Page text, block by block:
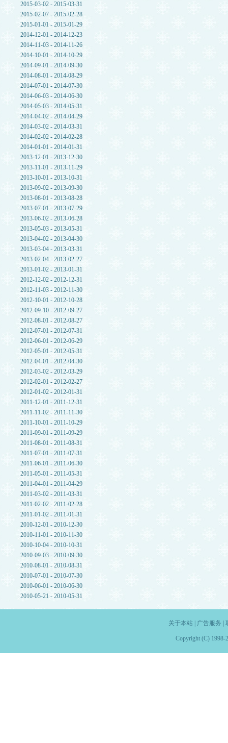
2015-03-02 - 2015-03-31
2015-02-07 - 2015-02-28
2015-01-01 - 2015-01-29
2014-12-01 - 2014-12-23
2014-11-03 - 2014-11-26
2014-10-01 - 2014-10-29
2014-09-01 - 2014-09-30
2014-08-01 - 2014-08-29
2014-07-01 - 2014-07-30
2014-06-03 - 2014-06-30
2014-05-03 - 2014-05-31
2014-04-02 - 2014-04-29
2014-03-02 - 2014-03-31
2014-02-02 - 2014-02-28
2014-01-01 - 2014-01-31
2013-12-01 - 2013-12-30
2013-11-01 - 2013-11-29
2013-10-01 - 2013-10-31
2013-09-02 - 2013-09-30
2013-08-01 - 2013-08-28
2013-07-01 - 2013-07-29
2013-06-02 - 2013-06-28
2013-05-03 - 2013-05-31
2013-04-02 - 2013-04-30
2013-03-04 - 2013-03-31
2013-02-04 - 2013-02-27
2013-01-02 - 2013-01-31
2012-12-02 - 2012-12-31
2012-11-03 - 2012-11-30
2012-10-01 - 2012-10-28
2012-09-10 - 2012-09-27
2012-08-01 - 2012-08-27
2012-07-01 - 2012-07-31
2012-06-01 - 2012-06-29
2012-05-01 - 2012-05-31
2012-04-01 - 2012-04-30
2012-03-02 - 2012-03-29
2012-02-01 - 2012-02-27
2012-01-02 - 2012-01-31
2011-12-01 - 2011-12-31
2011-11-02 - 2011-11-30
2011-10-01 - 2011-10-29
2011-09-01 - 2011-09-29
2011-08-01 - 2011-08-31
2011-07-01 - 2011-07-31
2011-06-01 - 2011-06-30
2011-05-01 - 2011-05-31
2011-04-01 - 2011-04-29
2011-03-02 - 2011-03-31
2011-02-02 - 2011-02-28
2011-01-02 - 2011-01-31
2010-12-01 - 2010-12-30
2010-11-01 - 2010-11-30
2010-10-04 - 2010-10-31
2010-09-03 - 2010-09-30
2010-08-01 - 2010-08-31
2010-07-01 - 2010-07-30
2010-06-01 - 2010-06-30
2010-05-21 - 2010-05-31
关于本站| 广告服务
Copyright (C) 1998-